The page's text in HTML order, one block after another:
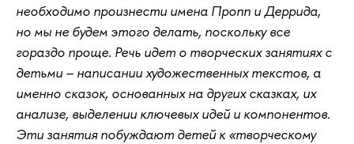
необходимо произнести имена Пропп и Деррида,
но мы не будем этого делать, поскольку все
гораздо проще. Речь идет о творческих занятиях с
детьми – написании художественных текстов, а
именно сказок, основанных на других сказках, их
анализе, выделении ключевых идей и компонентов.
Эти занятия побуждают детей к «творческому